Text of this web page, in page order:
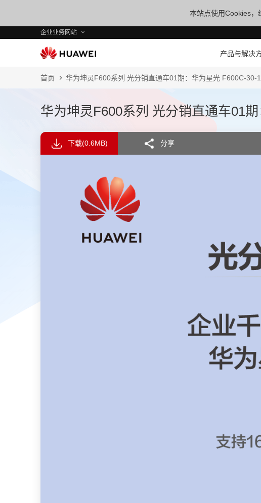
本站点使用Cookies，
企业业务网站
产品与解决
首页 华为坤灵F600系列 光分销直通车01期：华为星光 F600C-30-
华为坤灵F600系列 光分销直通车01
下载(0.6MB) 分享